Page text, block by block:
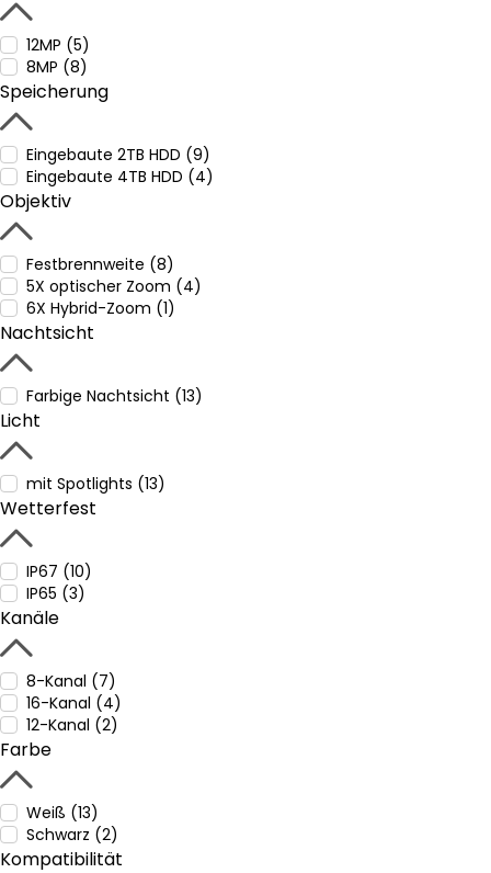
12MP (5)
8MP (8)
Speicherung
Eingebaute 2TB HDD (9)
Eingebaute 4TB HDD (4)
Objektiv
Festbrennweite (8)
5X optischer Zoom (4)
6X Hybrid-Zoom (1)
Nachtsicht
Farbige Nachtsicht (13)
Licht
mit Spotlights (13)
Wetterfest
IP67 (10)
IP65 (3)
Kanäle
8-Kanal (7)
16-Kanal (4)
12-Kanal (2)
Farbe
Weiß (13)
Schwarz (2)
Kompatibilität